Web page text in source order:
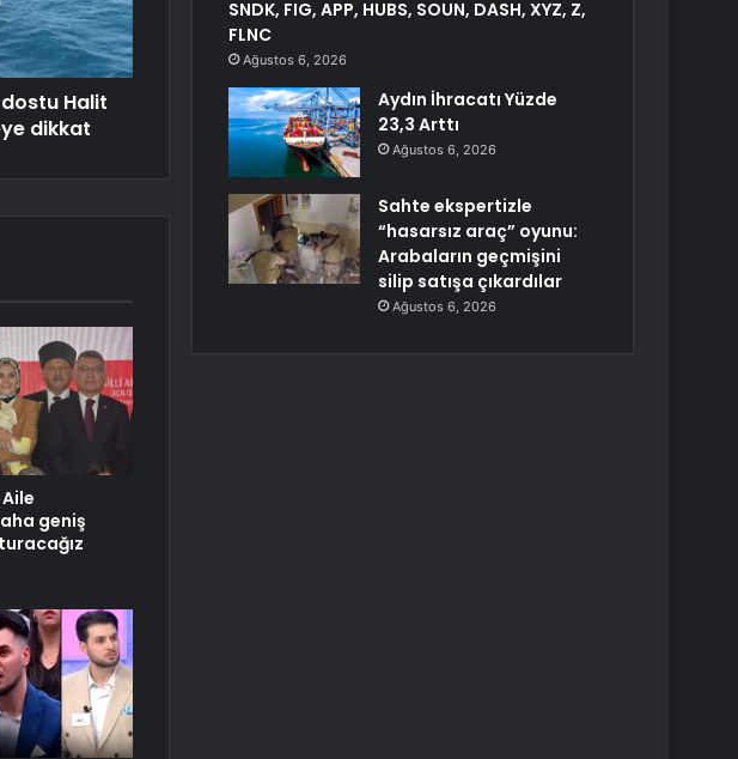
dostu Halit
dikkat
geniş
SNDK, FIG, APP, HUBS, SOUN, DASH, XYZ, Z,
FLNC
Ağustos 6, 2026
Aydın İhracatı Yüzde
23,3 Arttı
Ağustos 6, 2026
Sahte ekspertizle
“hasarsız araç” oyunu:
Arabaların geçmişini
silip satışa çıkardılar
Ağustos 6, 2026